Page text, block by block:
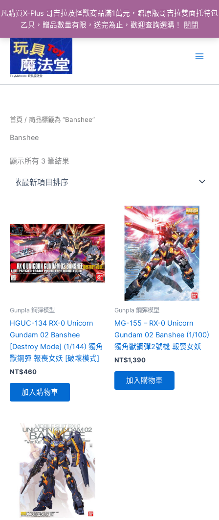
凡購買X-Plus 哥吉拉及怪獸商品滿1萬元，贈原版哥吉拉雙面托特包
乙只，贈品數量有限，送完為止，歡迎查詢選購！
關閉
ToyMahodo 玩具魔法堂
首頁 / 商品標籤為 “Banshee”
Banshee
顯示所有 3 筆結果
Gunpla 鋼彈模型
HGUC-134 RX-0 Unicorn
Gundam 02 Banshee
[Destroy Mode] (1/144) 獨角
獸鋼彈 報喪女妖 [破壞模式]
NT$460
加入購物車
Gunpla 鋼彈模型
MG-155 – RX-0 Unicorn
Gundam 02 Banshee (1/100)
獨角獸鋼彈2號機 報喪女妖
NT$1,390
加入購物車